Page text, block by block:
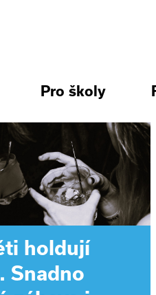
Pro školy
holdují
Snadno